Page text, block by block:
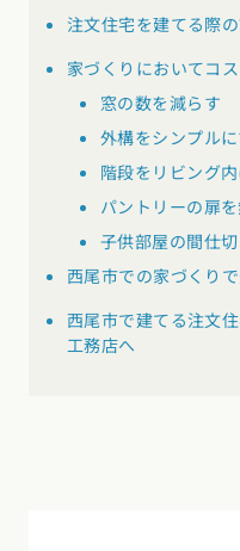
広島県岡山県鳥取県
四国エリア
九州・沖縄エリア
沖縄県
注文住宅を建てる際
家づくりにおいてコ
窓の数を減らす
外構をシンプル
階段をリビング
パントリーの扉
子供部屋の間仕
西尾市での家づくり
西尾市で建てる注文
工務店へ